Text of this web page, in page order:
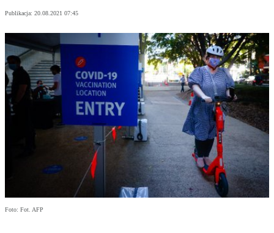
Publikacja: 20.08.2021 07:45
Foto: Fot. AFP